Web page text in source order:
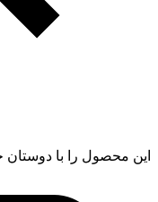
این محصول را با دوستان